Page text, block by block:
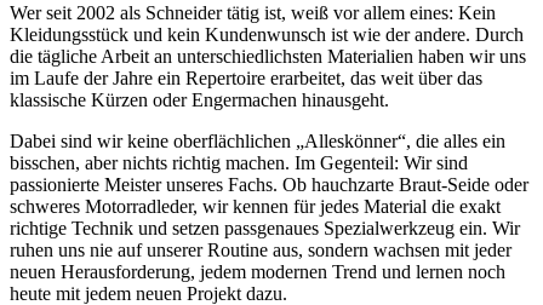
Wer seit 2002 als Schneider tätig ist, weiß vor allem eines: Kein
Kleidungsstück und kein Kundenwunsch ist wie der andere. Durch
die tägliche Arbeit an unterschiedlichsten Materialien haben wir uns
im Laufe der Jahre ein Repertoire erarbeitet, das weit über das
klassische Kürzen oder Engermachen hinausgeht.
Dabei sind wir keine oberflächlichen „Alleskönner“, die alles ein
bisschen, aber nichts richtig machen. Im Gegenteil: Wir sind
passionierte Meister unseres Fachs. Ob hauchzarte Braut-Seide oder
schweres Motorradleder, wir kennen für jedes Material die exakt
richtige Technik und setzen passgenaues Spezialwerkzeug ein. Wir
ruhen uns nie auf unserer Routine aus, sondern wachsen mit jeder
neuen Herausforderung, jedem modernen Trend und lernen noch
heute mit jedem neuen Projekt dazu.